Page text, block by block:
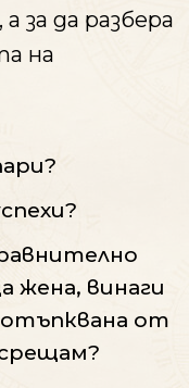
за да разбера
на
жена, винаги
от